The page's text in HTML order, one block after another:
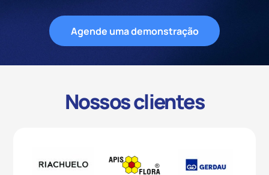
Agende uma demonstração
Nossos clientes